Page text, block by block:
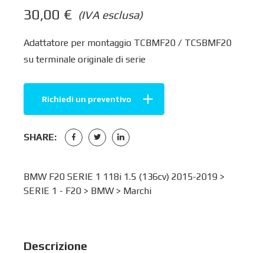
(IVA esclusa)
30,00 €
Adattatore per montaggio TCBMF20 / TCSBMF20
su terminale originale di serie
Richiedi un preventivo
SHARE:
BMW F20 SERIE 1 118i 1.5 (136cv) 2015-2019 >
SERIE 1 - F20 > BMW> Marchi
Descrizione